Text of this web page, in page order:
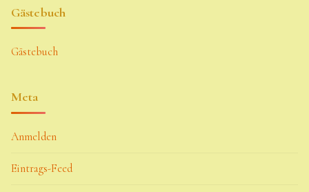
Gästebuch
Gästebuch
Meta
Anmelden
Eintrags-Feed